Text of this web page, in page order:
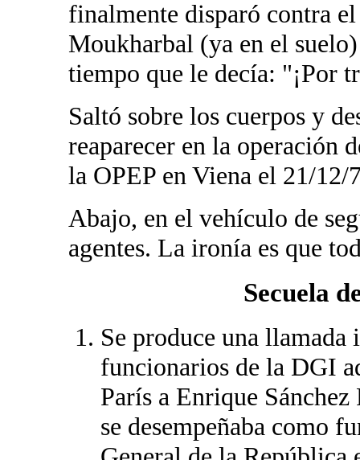
finalmente disparó contra
Moukharbal (ya en el
tiempo que le decía: "¡Por
Saltó sobre los cuerpos y
reaparecer en la operación
la OPEP en Viena el 21/12/
Abajo, en el vehículo de
agentes. La ironía es que
Secuela
Se produce una
funcionarios de la DGI
París a Enrique
se desempeñaba como